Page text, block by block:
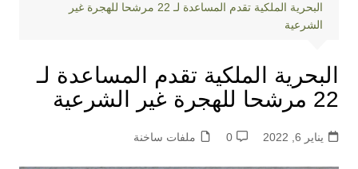
البحرية الملكية تقدم المساعدة لـ 22 مرشحا للهجرة غير
الشرعية
البحرية الملكية تقدم المساعدة لـ
22 مرشحا للهجرة غير الشرعية
يناير 6, 2022 0 ملفات ساخنة